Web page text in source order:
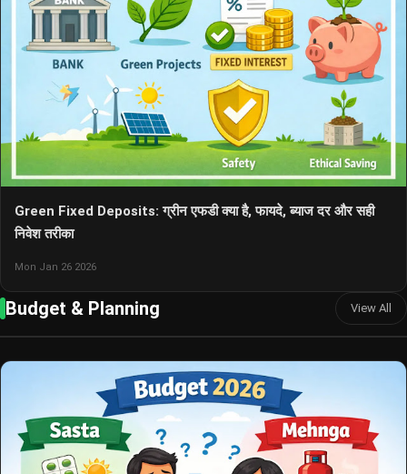
Green Fixed Deposits: ग्रीन एफडी क्या है, फायदे, ब्याज दर और सही
निवेश तरीका
Mon Jan 26 2026
Budget & Planning View All